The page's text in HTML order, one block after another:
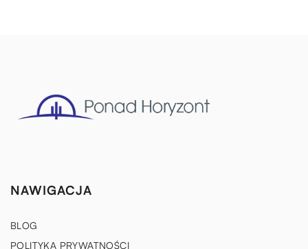
NAWIGACJA
BLOG
POLITYKA PRYWATNOŚCI